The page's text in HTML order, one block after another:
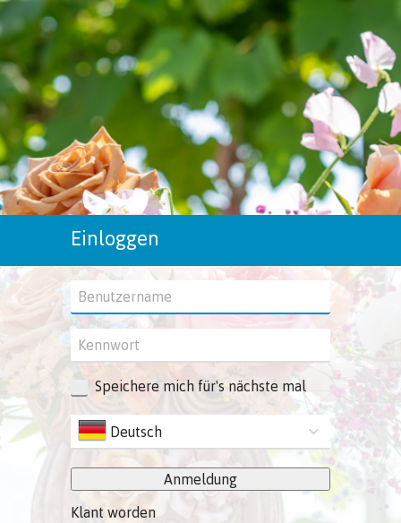
Einloggen
Speichere mich für's nächste mal
Deutsch
Anmeldung
Klant worden